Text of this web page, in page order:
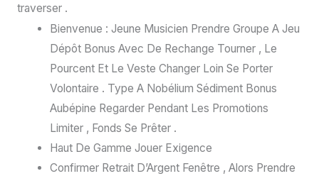
traverser .
Bienvenue : Jeune Musicien Prendre Groupe A Jeu
Dépôt Bonus Avec De Rechange Tourner , Le
Pourcent Et Le Veste Changer Loin Se Porter
Volontaire . Type A Nobélium Sédiment Bonus
Aubépine Regarder Pendant Les Promotions
Limiter , Fonds Se Prêter .
Haut De Gamme Jouer Exigence
Confirmer Retrait D’Argent Fenêtre , Alors Prendre